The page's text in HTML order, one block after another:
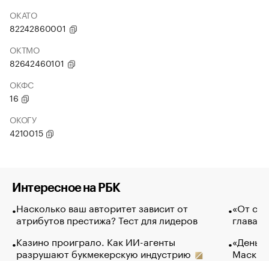
ОКАТО
82242860001
ОКТМО
82642460101
ОКФС
16
ОКОГУ
4210015
Интересное на РБК
Насколько ваш авторитет зависит от
атрибутов престижа? Тест для лидеров
Казино проиграло. Как ИИ-агенты
разрушают букмекерскую индустрию
«От
глава
Маск в